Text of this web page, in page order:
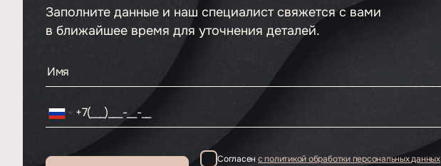
Этажность10
ОтделкаПо запросу
Заполните данные и наш специалист свяжется с вами
в ближайшее время для уточнения деталей.
Согласен с политикой обработки персональных данных